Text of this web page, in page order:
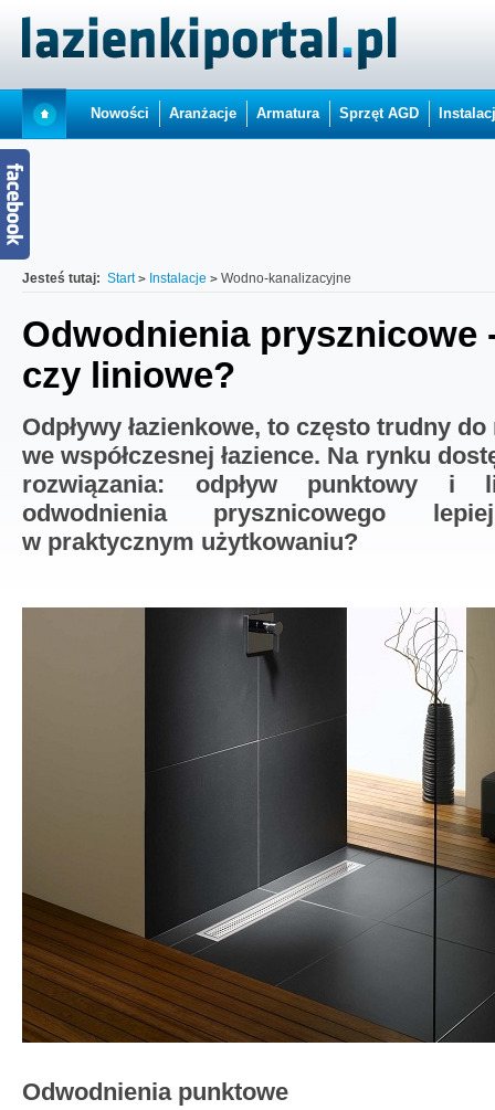
Nowości Aranżacje Armatura Sprzęt AGD
Jesteś tutaj: Start Instalacje Wodno-kanalizacyjne
Odwodnienia prysznicowe
czy liniowe?
Odpływy łazienkowe, to często trudny
we współczesnej łazience. Na rynku
rozwiązania: odpływ punktowy i
odwodnienia prysznicowego
w praktycznym użytkowaniu?
Odwodnienia punktowe